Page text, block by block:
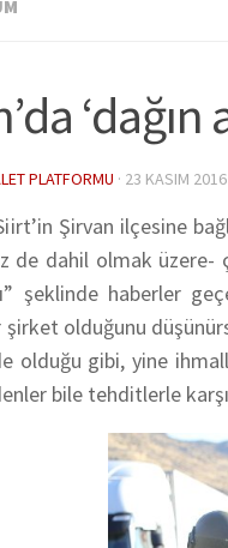
PLATFORMU · 23 KASIM 2016
Şirvan ilçesine
de dahil olmak üzere-
şeklinde haberler
şirket olduğunu
olduğu gibi, yine
bile tehditlerle